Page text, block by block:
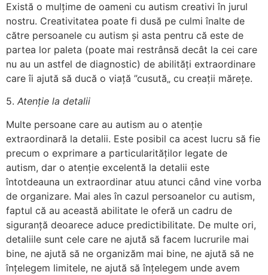
Există o mulțime de oameni cu autism creativi în jurul
nostru. Creativitatea poate fi dusă pe culmi înalte de
către persoanele cu autism și asta pentru că este de
partea lor paleta (poate mai restrânsă decât la cei care
nu au un astfel de diagnostic) de abilități extraordinare
care îi ajută să ducă o viață ”cusută„ cu creații mărețe.
5. Atenție la detalii
Multe persoane care au autism au o atenție
extraordinară la detalii. Este posibil ca acest lucru să fie
precum o exprimare a particularităților legate de
autism, dar o atenție excelentă la detalii este
întotdeauna un extraordinar atuu atunci când vine vorba
de organizare. Mai ales în cazul persoanelor cu autism,
faptul că au această abilitate le oferă un cadru de
siguranță deoarece aduce predictibilitate. De multe ori,
detaliile sunt cele care ne ajută să facem lucrurile mai
bine, ne ajută să ne organizăm mai bine, ne ajută să ne
înțelegem limitele, ne ajută să înțelegem unde avem